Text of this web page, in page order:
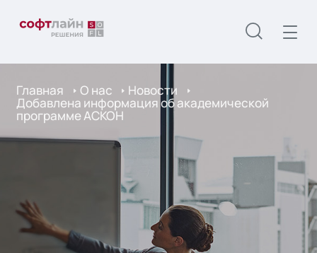
Главная О нас Новости
Добавлена информация об академической
программе АСКОН